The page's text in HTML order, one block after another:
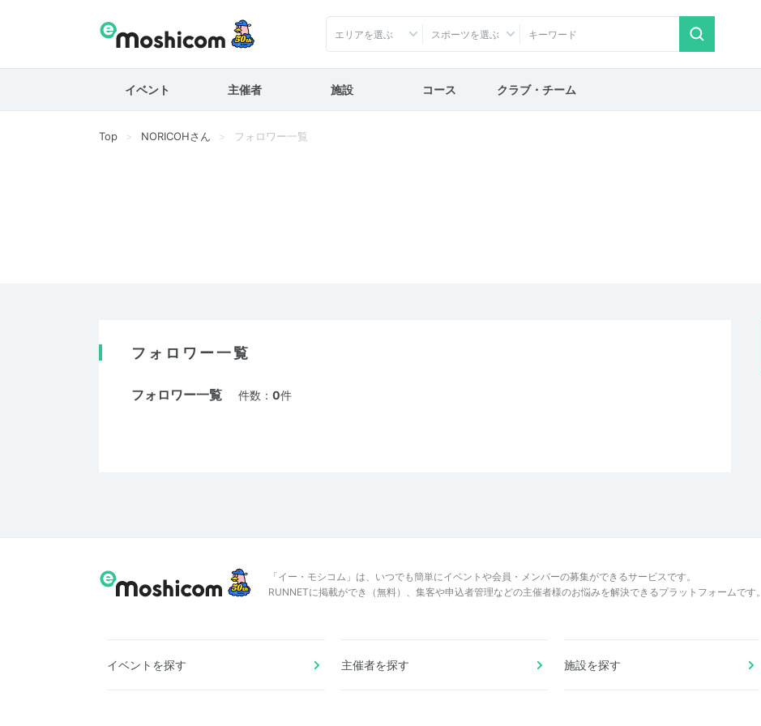
エリアを選ぶ スポーツを選ぶ
イベント 主催者 施設 コース クラブ・チーム
Top NORICOHさん フォロワー一覧
フォロワー一覧
フォロワー一覧 件数： 0件
「イー・モシコム」は、いつでも簡単にイベントや会員・メンバーの募集ができるサービスです。
RUNNETに掲載ができ（無料）、集客や申込者管理などの主催者様のお悩みを解決できるプラットフォームです。
イベントを探す 主催者を探す 施設を探す